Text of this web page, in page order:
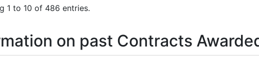
1 to 10 of 486 entries.
on past Contracts